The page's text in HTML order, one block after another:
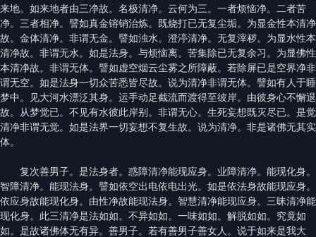
来地。如来地者由三净故。名极清净。云何为三。一者烦恼净。二者苦
净。三者相净。譬如真金镕销治炼。既烧打已无复尘垢。为显金性本清净
故。金体清净。非谓无金。譬如浊水。澄渟清净。无复滓秽。为显水性本
清净故。非谓无水。如是法身。与烦恼离。苦集除已无复余习。为显佛性
本清净故。非谓无体。譬如虚空烟云尘雾之所障蔽。若除屏已是空界净非
谓无空。如是法身一切众苦悉皆尽故。说为清净非谓无体。譬如有人于睡
梦中。见大河水漂泛其身。运手动足截流而渡得至彼岸。由彼身心不懈退
故。从梦觉已。不见有水彼此岸别。非谓无心。生死妄想既灭尽已。是觉
清净非谓无觉。如是法界一切妄想不复生故。说为清净。非是诸佛无其实
体。
复次善男子。是法身者。惑障清净能现应身。业障清净。能现化身。
智障清净。能现法身。譬如依空出电依电出光。如是依法身故能现应身。
依应身故能现化身。由性净故能现法身。智慧清净能现应身。三昧清净能
现化身。此三清净是法如如。不异如如。一味如如。解脱如如。究竟如
如。是故诸佛体无有异。善男子。若有善男子善女人。说于如来是我大